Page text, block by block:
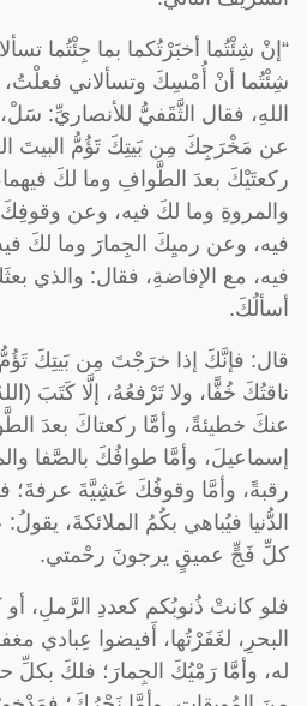
“إنْ شِئْتُما أخبَرْتُكما بما جِئْتُما
شِئْتُما أنْ أُمْسِكَ وتسألاني فعلْتُ،
اللهِ، فقال الثَّقَفيُّ للأنصاريِّ:
عن مَخْرَجِكَ مِن بَيتِكَ تَؤُمُّ البيتَ
ركعتَيْكَ بعدَ الطَّوافِ وما لكَ
والمروةِ وما لكَ فيه، وعن
فيه، وعن رميِكَ الجِمارَ وما لكَ
فيه، مع الإفاضةِ، فقال: والذي
أسألُكَ.
قال: فإنَّكَ إذا خرَجْتَ مِن بَيتِكَ تَؤُمُّ
ناقتُكَ خُفًّا، ولا تَرْفعُهُ، إلَّا كَتَبَ
عنكَ خطيئةً، وأمَّا ركعتاكَ بعدَ
إسماعيلَ، وأمَّا طوافُكَ بالصَّفا
رقبةً، وأمَّا وقوفُكَ عَشِيَّةَ عرفةَ؛
الدُّنيا فيُباهي بكُمُ الملائكةَ،
كلِّ فَجٍّ عميقٍ يرجونَ رحْمتي.
فلو كانتْ ذُنوبُكم كعددِ الرَّملِ،
البحرِ، لغَفَرْتُها، أَفيضوا عِبادي
له، وأمَّا رَمْيُكَ الجِمارَ؛ فلكَ بكلِّ